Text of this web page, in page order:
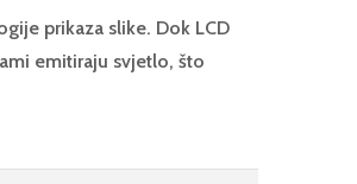
prikaza slike. Dok LCD
emitiraju svjetlo, što